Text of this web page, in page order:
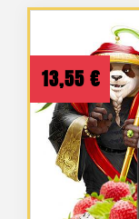
13,55 €